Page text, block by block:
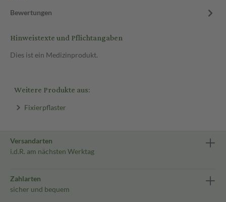
Bewertungen
Hinweistexte und Pflichtangaben
Dies ist ein Medizinprodukt.
Weitere Produkte aus:
Fixierpflaster
Versandarten
i.d.R. am nächsten Werktag
Zahlarten
sicher und bequem